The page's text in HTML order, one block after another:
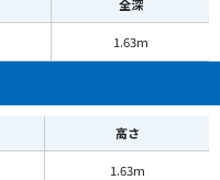
全深
1.63m
高さ
1.63m